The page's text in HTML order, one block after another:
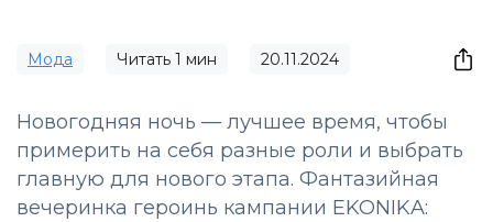
Мода Читать 1 мин 20.11.2024
Новогодняя ночь — лучшее время, чтобы
примерить на себя разные роли и выбрать
главную для нового этапа. Фантазийная
вечеринка героинь кампании EKONIKA: